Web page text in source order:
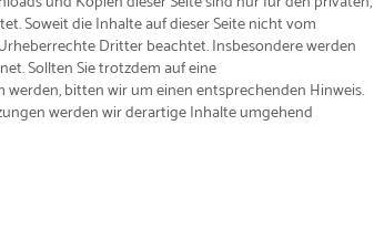
Soweit die Inhalte auf dieser Seite nicht vom
Dritter beachtet. Insbesondere werden
Sollten Sie trotzdem auf eine
bitten wir um einen entsprechenden Hinweis.
werden wir derartige Inhalte umgehend